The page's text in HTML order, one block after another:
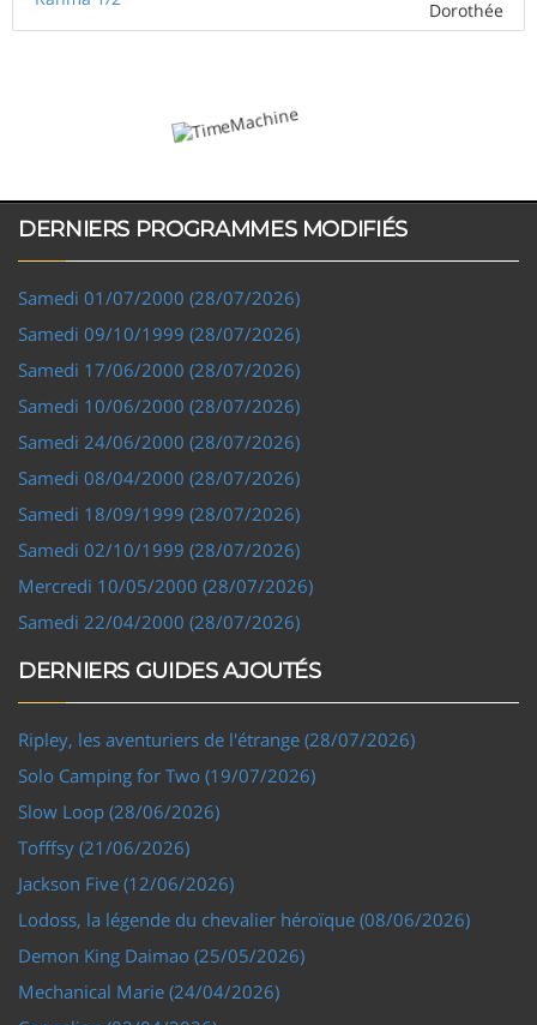
Dorothée
DERNIERS PROGRAMMES MODIFIÉS
Samedi 01/07/2000 (28/07/2026)
Samedi 09/10/1999 (28/07/2026)
Samedi 17/06/2000 (28/07/2026)
Samedi 10/06/2000 (28/07/2026)
Samedi 24/06/2000 (28/07/2026)
Samedi 08/04/2000 (28/07/2026)
Samedi 18/09/1999 (28/07/2026)
Samedi 02/10/1999 (28/07/2026)
Mercredi 10/05/2000 (28/07/2026)
Samedi 22/04/2000 (28/07/2026)
DERNIERS GUIDES AJOUTÉS
Ripley, les aventuriers de l'étrange (28/07/2026)
Solo Camping for Two (19/07/2026)
Slow Loop (28/06/2026)
Tofffsy (21/06/2026)
Jackson Five (12/06/2026)
Lodoss, la légende du chevalier héroïque (08/06/2026)
Demon King Daimao (25/05/2026)
Mechanical Marie (24/04/2026)